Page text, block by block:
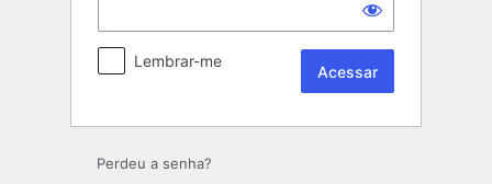
Lembrar-me
Perdeu a senha?